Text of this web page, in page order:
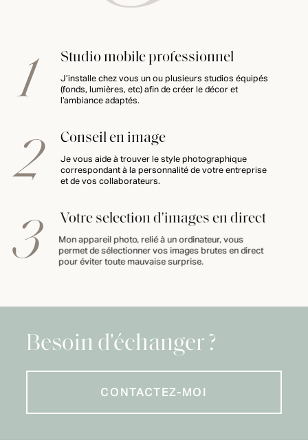
Studio mobile professionnel
J’installe chez vous un ou plusieurs studios équipés
(fonds, lumières, etc) afin de créer le décor et
l’ambiance adaptés.
Conseil en image
Je vous aide à trouver le style photographique
correspondant à la personnalité de votre entreprise
et de vos collaborateurs.
Votre selection d'images en direct
Mon appareil photo, relié à un ordinateur, vous
permet de sélectionner vos images brutes en direct
pour éviter toute mauvaise surprise.
Besoin d'échanger ?
CONTACTEZ-MOI